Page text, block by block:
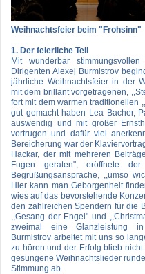
Weihnachtsfeier beim "Frohsinn"
1. Der feierliche Teil
Mit wunderbar
Dirigenten Alexej Burmistrov
jährliche Weihnachtsfeier in der
mit dem brillant vorgetragenen,
fort mit dem warmen traditionellen
gut gemacht haben Lea Bacher,
auswendig und mit großer
vortrugen und dafür viel
Bereicherung war der
Hackar, der mit mehreren
Fugen geraten", eröffnete
Begrüßungsansprache, ,,umso
Hier kann man Geborgenheit
wies auf das bevorstehende
den zahlreichen Spendern für die
,,Gesang der Engel" und
zweimal eine Glanzleistung in
Burmistrov arbeitet mit uns so
zu hören und der Erfolg blieb
gesungene Weihnachtslieder
Stimmung ab.